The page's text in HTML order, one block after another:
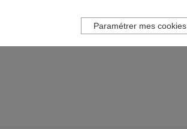
Paramétrer mes cookies